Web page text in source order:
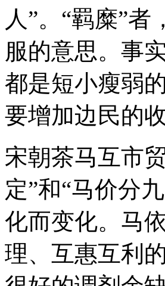
人”。“羁糜”
服的意思。事
都是短小瘦弱
要增加边民的
宋朝茶马互市
定”和“马价分
化而变化。马
理、互惠互利